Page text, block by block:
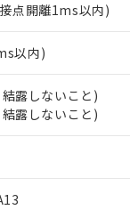
点開離1ms以内)
以内)
露しないこと)
露しないこと)
記載しておりまし
を完了しているこ